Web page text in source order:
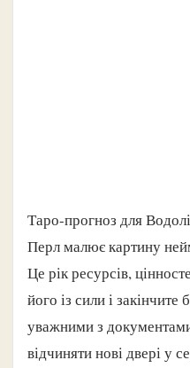
Таро-прогноз для
Перл малює картину
Це рік ресурсів,
його із сили і
уважними з
відчиняти нові двері у